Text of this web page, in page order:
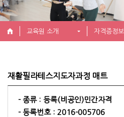
교육원 소개 자격증정보
재활필라테스지도자과정 매트
- 종류 : 등록(비공인)민간자격
- 등록번호 : 2016-005706